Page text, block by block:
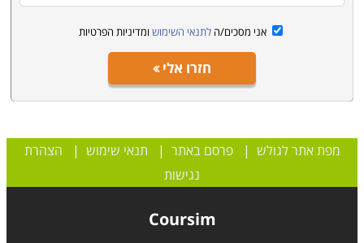
אני מסכים/ה לתנאי השימוש ומדיניות הפרטיות
חזרו אלי
מפת אתר לגולש |פרסם באתר | תנאי שימוש | הצהרת
נגישות
Coursim